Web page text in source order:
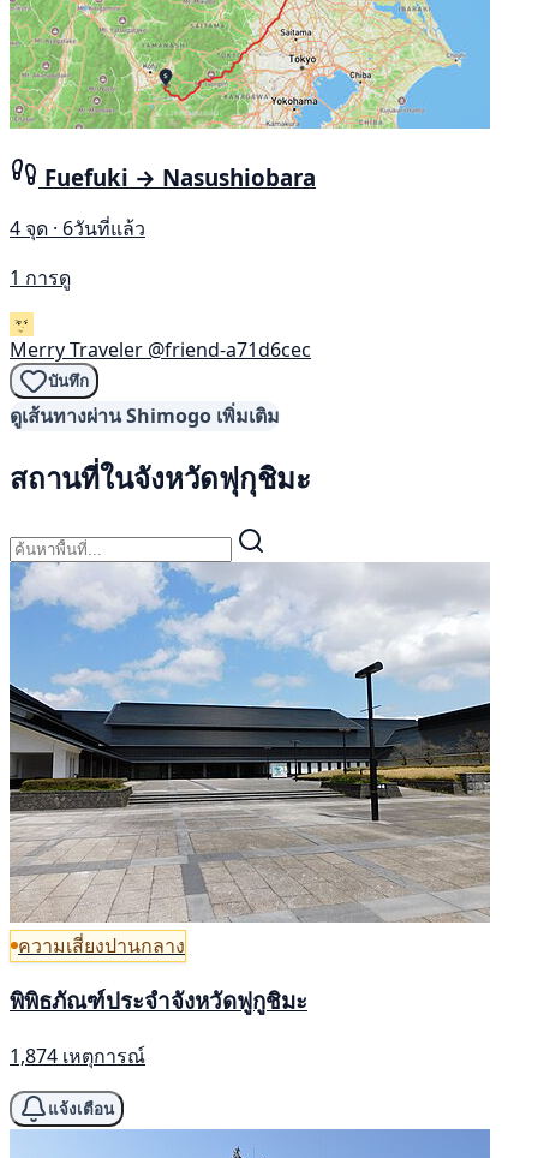
Fuefuki → Nasushiobara
4 จุด · 6วันที่แล้ว
1 การดู
Merry Traveler @friend-a71d6cec
บันทึก
ดูเส้นทางผ่าน Shimogo เพิ่มเติม
สถานที่ในจังหวัดฟุกุชิมะ
ความเสี่ยงปานกลาง
พิพิธภัณฑ์ประจำจังหวัดฟูกูชิมะ
1,874 เหตุการณ์
แจ้งเตือน